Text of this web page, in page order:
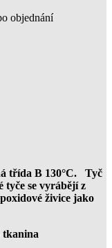
objednání
třída B 130°C. Tyč
tyče se vyrábějí z
živice jako
tkanina